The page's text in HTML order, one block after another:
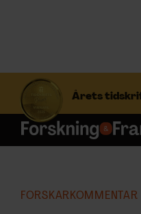
Årets
S
f
t
:
FORSKARKOMMENTAR